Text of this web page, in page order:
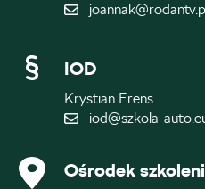
IOD
Krystian Erens
iod@szkola-
Ośrodek